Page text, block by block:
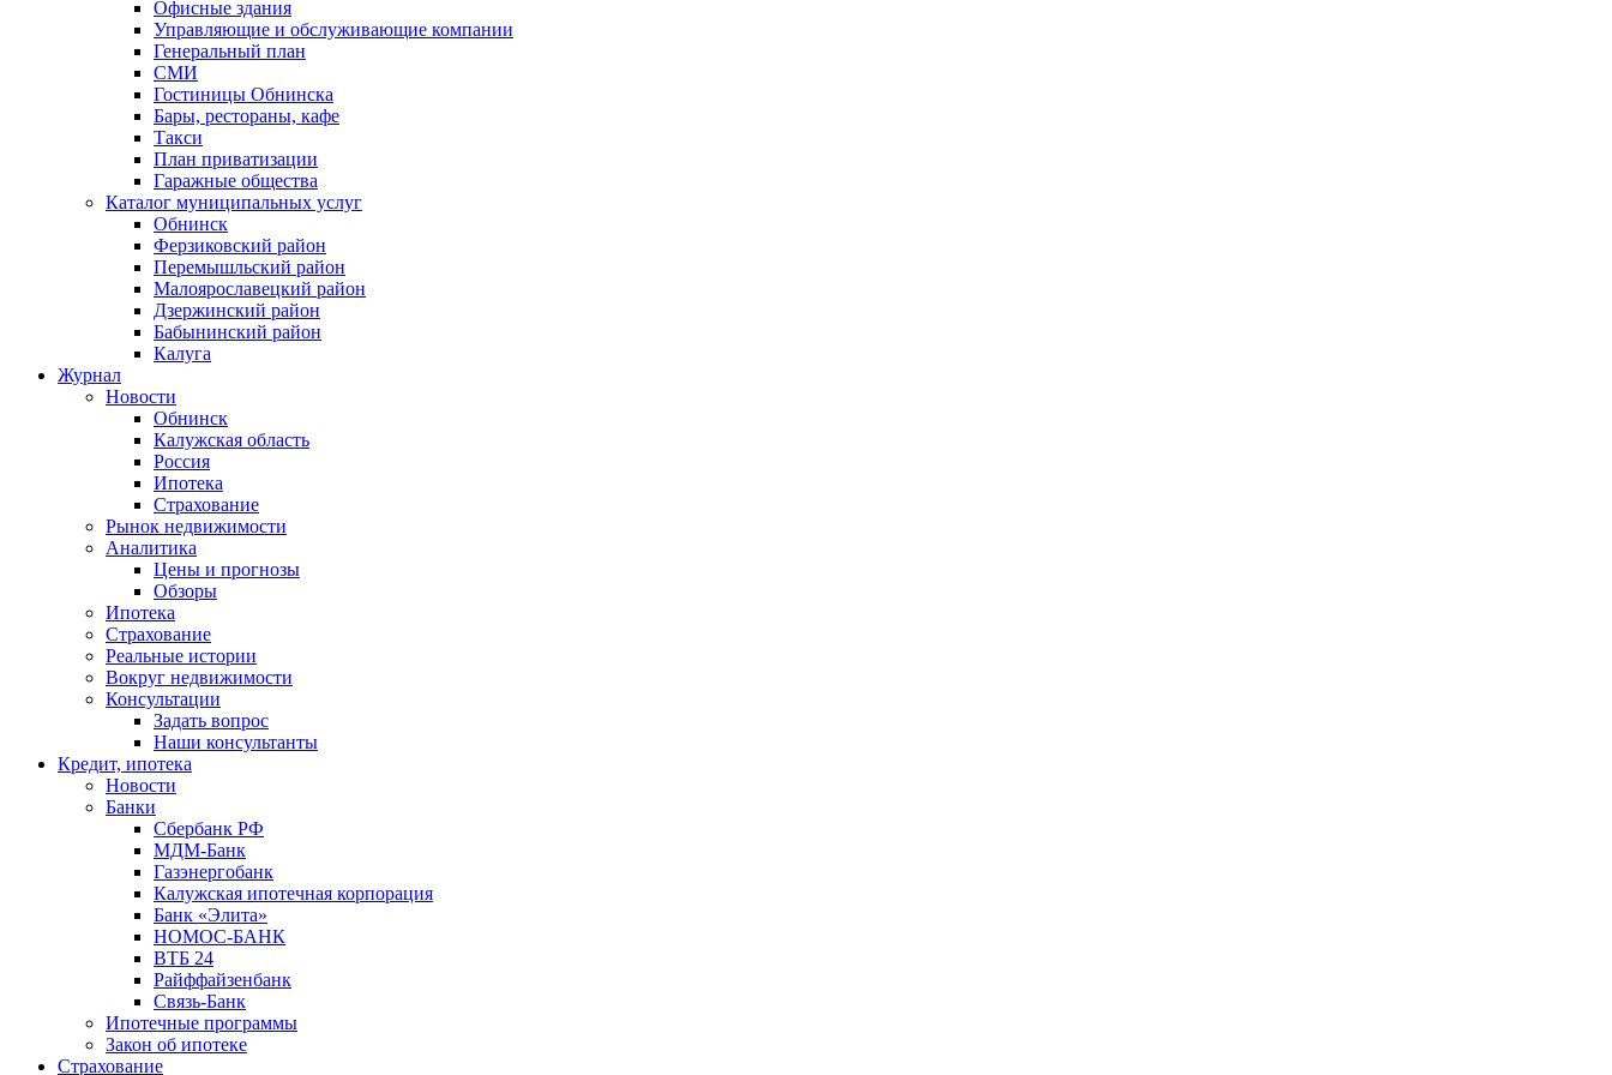
Офисные здания
Управляющие и обслуживающие компании
Генеральный план
СМИ
Гостиницы Обнинска
Бары, рестораны, кафе
Такси
План приватизации
Гаражные общества
Каталог муниципальных услуг
Обнинск
Ферзиковский район
Перемышльский район
Малоярославецкий район
Дзержинский район
Бабынинский район
Калуга
Журнал
Новости
Обнинск
Калужская область
Россия
Ипотека
Страхование
Рынок недвижимости
Аналитика
Цены и прогнозы
Обзоры
Ипотека
Страхование
Реальные истории
Вокруг недвижимости
Консультации
Задать вопрос
Наши консультанты
Кредит, ипотека
Новости
Банки
Сбербанк РФ
МДМ-Банк
Газэнергобанк
Калужская ипотечная корпорация
Банк «Элита»
НОМОС-БАНК
ВТБ 24
Райффайзенбанк
Связь-Банк
Ипотечные программы
Закон об ипотеке
Страхование